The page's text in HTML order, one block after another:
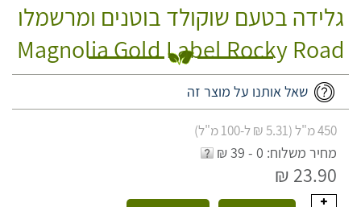
גלידה בטעם שוקולד בוטנים ומרשמלו
Magnolia Gold Label Rocky Road
שאל אותנו על מוצר זה
450 מ"ל (5.31 ₪ ל-100 מ"ל)
מחיר משלוח: 0 - 39 ₪
23.90 ₪